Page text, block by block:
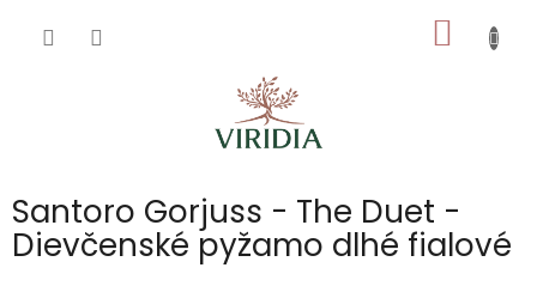
KOŠÍK
Santoro Gorjuss - The Duet -
Dievčenské pyžamo dlhé fialové